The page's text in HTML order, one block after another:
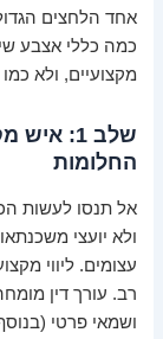
אחד הלחצים
כמה כללי אצבע
מקצועיים, ולא
שלב 1:
החלומות
אל תנסו לעשות
ולא יועצי
עצומים. ליווי
רב. עורך דין
ושמאי פרטי